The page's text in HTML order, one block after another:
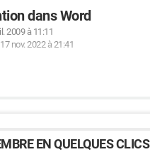
dans Word
2009 à 11:11
17 nov. 2022 à 21:41
EN QUELQUES CLICS